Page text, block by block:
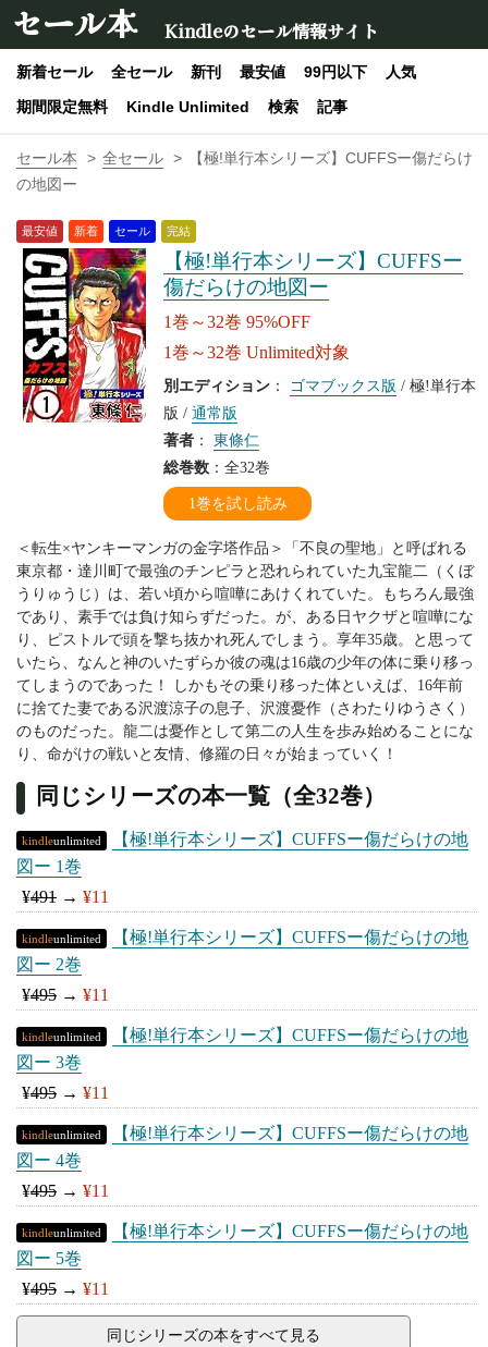
セール本 Kindleのセール情報サイト
新着セール 全セール 新刊 最安値 99円以下
人気
期間限定無料
Kindle Unlimited 検索 記事
セール本 全セール
【極!単行本シリーズ】CUFFSー傷だらけ
の地図ー
最安値 新着 セール 完結
【極!単行本シリーズ】CUFFSー
傷だらけの地図ー
1巻～32巻 95%OFF
1巻～32巻 Unlimited対象
別エディション ： ゴマブックス版 / 極!単行本
版 / 通常版
著者 ： 東條仁
総巻数 ：全32巻
1巻を試し読み
＜転生×ヤンキーマンガの金字塔作品＞「不良の聖地」と呼ばれる
東京都・達川町で最強のチンピラと恐れられていた九宝龍二（くぼ
うりゅうじ）は、若い頃から喧嘩にあけくれていた。もちろん最強
であり、素手では負け知らずだった。が、ある日ヤクザと喧嘩にな
り、ピストルで頭を撃ち抜かれ死んでしまう。享年35歳。と思って
いたら、なんと神のいたずらか彼の魂は16歳の少年の体に乗り移っ
てしまうのであった！ しかもその乗り移った体といえば、16年前
に捨てた妻である沢渡涼子の息子、沢渡憂作（さわたりゆうさく）
のものだった。龍二は憂作として第二の人生を歩み始めることにな
り、命がけの戦いと友情、修羅の日々が始まっていく！
同じシリーズの本一覧（全32巻）
kindleunlimited
【極!単行本シリーズ】CUFFSー傷だらけの地
図ー 1巻
¥491 → ¥11
kindleunlimited
【極!単行本シリーズ】CUFFSー傷だらけの地
図ー 2巻
¥495 → ¥11
kindleunlimited
【極!単行本シリーズ】CUFFSー傷だらけの地
図ー 3巻
¥495 → ¥11
kindleunlimited
【極!単行本シリーズ】CUFFSー傷だらけの地
図ー 4巻
¥495 → ¥11
kindleunlimited
【極!単行本シリーズ】CUFFSー傷だらけの地
図ー 5巻
¥495 → ¥11
同じシリーズの本をすべて見る